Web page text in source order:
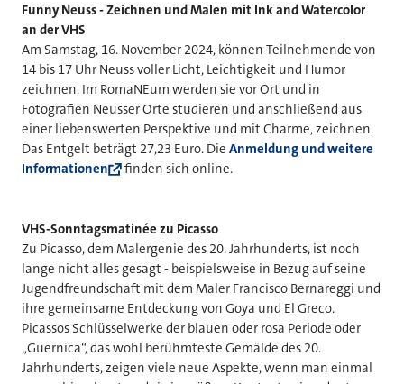
Funny Neuss - Zeichnen und Malen mit Ink and Watercolor
an der VHS
Am Samstag, 16. November 2024, können Teilnehmende von
14 bis 17 Uhr Neuss voller Licht, Leichtigkeit und Humor
zeichnen. Im RomaNEum werden sie vor Ort und in
Fotografien Neusser Orte studieren und anschließend aus
einer liebenswerten Perspektive und mit Charme, zeichnen.
Das Entgelt beträgt 27,23 Euro. Die Anmeldung und weitere
Informationen
finden sich online.
VHS-Sonntagsmatinée zu Picasso
Zu Picasso, dem Malergenie des 20. Jahrhunderts, ist noch
lange nicht alles gesagt - beispielsweise in Bezug auf seine
Jugendfreundschaft mit dem Maler Francisco Bernareggi und
ihre gemeinsame Entdeckung von Goya und El Greco.
Picassos Schlüsselwerke der blauen oder rosa Periode oder
„Guernica“, das wohl berühmteste Gemälde des 20.
Jahrhunderts, zeigen viele neue Aspekte, wenn man einmal